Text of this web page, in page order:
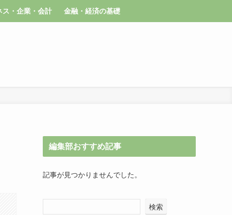
ス・企業・会計 金融・経済の基礎
編集部おすすめ記事
記事が見つかりませんでした。
検索